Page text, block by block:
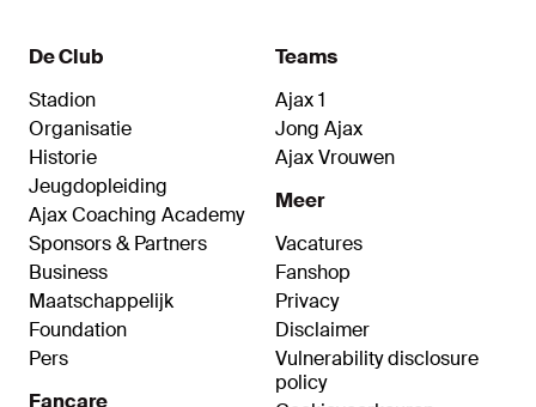
De Club
Stadion
Organisatie
Historie
Jeugdopleiding
Ajax Coaching Academy
Sponsors & Partners
Business
Maatschappelijk
Foundation
Pers
Fancare
Teams
Ajax 1
Jong Ajax
Ajax Vrouwen
Meer
Vacatures
Fanshop
Privacy
Disclaimer
Vulnerability disclosure
policy